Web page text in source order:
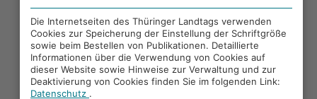
PORTALE DES THÜRINGER LANDTAGS
EXTERNE LINKS
Die Internetseiten des Thüringer Landtags verwenden
Cookies zur Speicherung der Einstellung der Schriftgröße
sowie beim Bestellen von Publikationen. Detaillierte
Informationen über die Verwendung von Cookies auf
dieser Website sowie Hinweise zur Verwaltung und zur
Deaktivierung von Cookies finden Sie im folgenden Link:
Datenschutz .